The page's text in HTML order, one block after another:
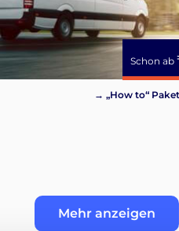
Schon ab
→ „How to“
Mehr anzeigen